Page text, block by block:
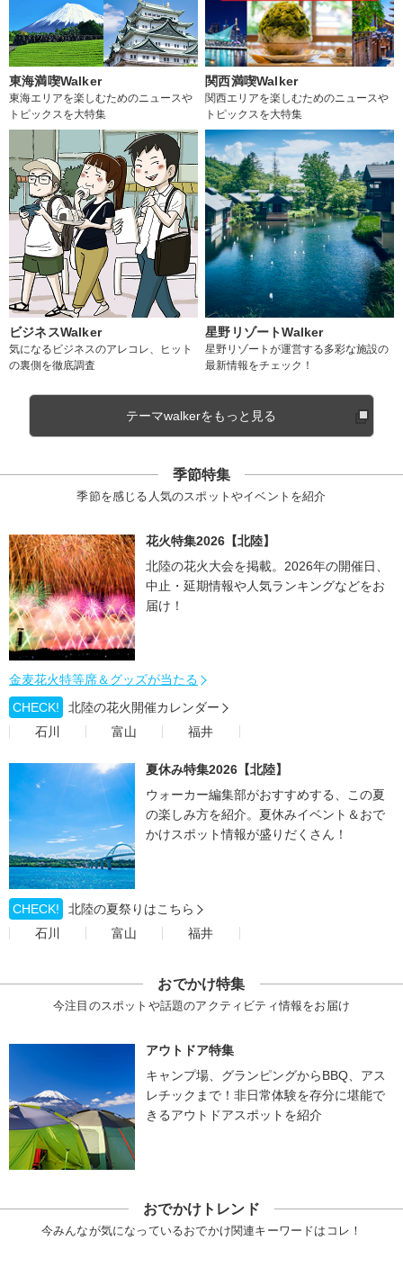
東海満喫Walker
東海エリアを楽しむためのニュースや
トピックスを大特集
関西満喫Walker
関西エリアを楽しむためのニュースや
トピックスを大特集
ビジネスWalker
気になるビジネスのアレコレ、ヒット
の裏側を徹底調査
星野リゾートWalker
星野リゾートが運営する多彩な施設の
最新情報をチェック！
テーマwalkerをもっと見る
季節特集
季節を感じる人気のスポットやイベントを紹介
花火特集2026【北陸】
北陸の花火大会を掲載。2026年の開催日、
中止・延期情報や人気ランキングなどをお
届け！
金麦花火特等席＆グッズが当たる
CHECK!
北陸の花火開催カレンダー
石川
富山 福井
夏休み特集2026【北陸】
ウォーカー編集部がおすすめする、この夏
の楽しみ方を紹介。夏休みイベント＆おで
かけスポット情報が盛りだくさん！
CHECK!
北陸の夏祭りはこちら
石川
富山 福井
おでかけ特集
今注目のスポットや話題のアクティビティ情報をお届け
アウトドア特集
キャンプ場、グランピングからBBQ、アス
レチックまで！非日常体験を存分に堪能で
きるアウトドアスポットを紹介
おでかけトレンド
今みんなが気になっているおでかけ関連キーワードはコレ！